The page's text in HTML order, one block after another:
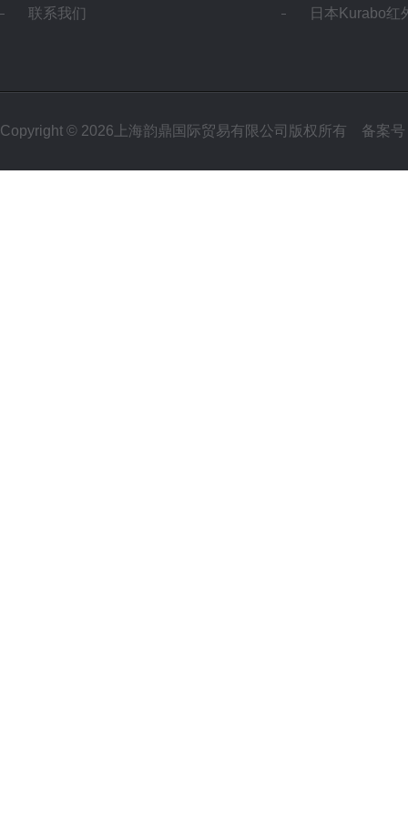
联系我们
日本Kurabo红
Copyright © 2026上海韵鼎国际贸易有限公司版权所有 备案